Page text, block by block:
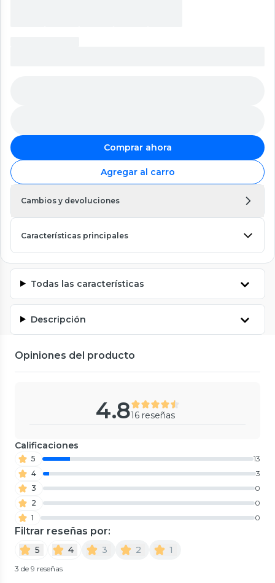
Comprar ahora
Agregar al carro
Cambios y devoluciones
Características principales
Todas las características
Descripción
Opiniones del producto
4.816 reseñas
Calificaciones
5
13
4
3
3
0
2
0
1
0
Filtrar reseñas por:
5 4 3 2 1
3 de 9 reseñas